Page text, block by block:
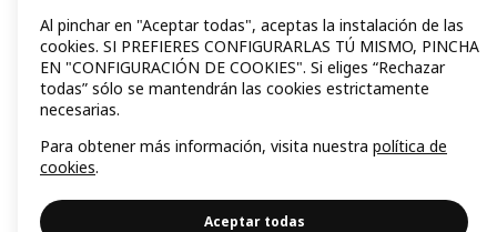
Al pinchar en "Aceptar todas", aceptas la instalación de las
cookies. SI PREFIERES CONFIGURARLAS TÚ MISMO, PINCHA
EN "CONFIGURACIÓN DE COOKIES". Si eliges “Rechazar
todas” sólo se mantendrán las cookies estrictamente
necesarias.
Para obtener más información, visita nuestra política de
cookies.
Aceptar todas